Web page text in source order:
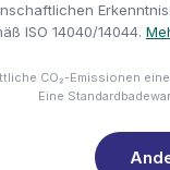
ISO 14040/14044.
CO₂-Emissionen
Eine